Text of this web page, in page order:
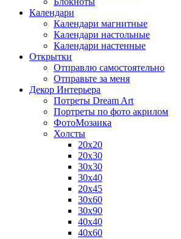
Календари
Календари магнитные
Календари настольные
Календари настенные
Открытки
Отправлю самостоятельно
Отправьте за меня
Декор Интерьера
Потреты Dream Art
Портреты по фото акрилом
ФотоМозаика
Холсты
20х20
20х30
30х30
30х40
20х45
30х60
30х90
40х40
40х60